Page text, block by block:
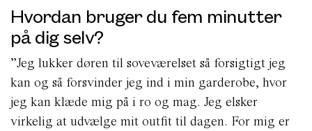
Hvordan bruger du fem minutter
på dig selv?
”Jeg lukker døren til soveværelset så forsigtigt jeg
kan og så forsvinder jeg ind i min garderobe, hvor
jeg kan klæde mig på i ro og mag. Jeg elsker
virkelig at udvælge mit outfit til dagen. For mig er